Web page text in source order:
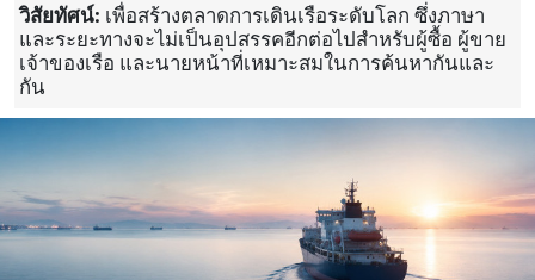
วิสัยทัศน์: เพื่อสร้างตลาดการเดินเรือระดับโลก ซึ่งภาษา
และระยะทางจะไม่เป็นอุปสรรคอีกต่อไปสำหรับผู้ซื้อ ผู้ขาย
เจ้าของเรือ และนายหน้าที่เหมาะสมในการค้นหากันและ
กัน